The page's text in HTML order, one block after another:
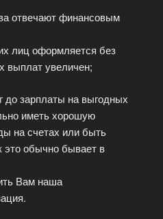
отвечают финансовым
лиц оформляется без
выплат увеличен;
до зарплаты на выгодных
иметь хорошую
на счетах или быть
это обычно бывает в
Вам наша